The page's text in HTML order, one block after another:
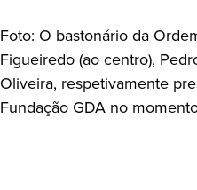
Foto: O bastonário da
Figueiredo (ao centro),
Oliveira, respetivamente
Fundação GDA no